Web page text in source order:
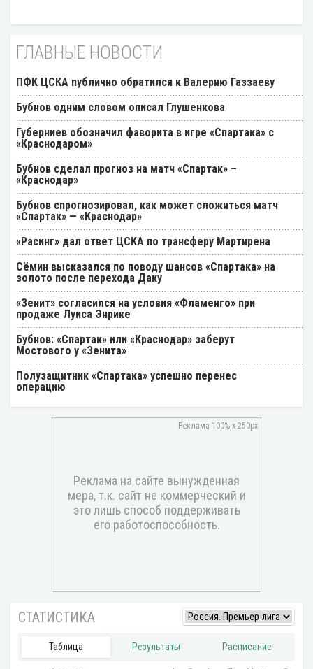
ГЛАВНЫЕ НОВОСТИ
ПФК ЦСКА публично обратился к Валерию Газзаеву
Бубнов одним словом описал Глушенкова
Губерниев обозначил фаворита в игре «Спартака» с
«Краснодаром»
Бубнов сделал прогноз на матч «Спартак» –
«Краснодар»
Бубнов спрогнозировал, как может сложиться матч
«Спартак» — «Краснодар»
«Расинг» дал ответ ЦСКА по трансферу Мартирена
Cёмин высказался по поводу шансов «Спартака» на
золото после перехода Даку
«Зенит» согласился на условия «Фламенго» при
продаже Луиса Энрике
Бубнов: «Спартак» или «Краснодар» заберут
Мостового у «Зенита»
Полузащитник «Спартака» успешно перенес
операцию